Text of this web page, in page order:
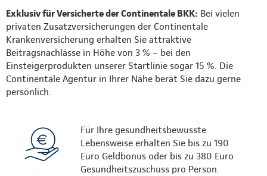
Exklusiv für Versicherte der Continentale BKK: Bei vielen
privaten Zusatzversicherungen der Continentale
Krankenversicherung erhalten Sie attraktive
Beitragsnachlässe in Höhe von 3 % – bei den
Einsteigerprodukten unserer Startlinie sogar 15 %. Die
Continentale Agentur in Ihrer Nähe berät Sie dazu gerne
persönlich.
Für Ihre gesundheitsbewusste
Lebensweise erhalten Sie bis zu 190
Euro Geldbonus oder bis zu 380 Euro
Gesundheitszuschuss pro Person.